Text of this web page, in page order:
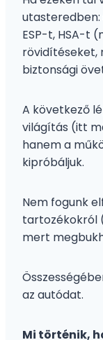
utasteredben:
ESP-t, HSA-t
rövidítéseket,
biztonsági
A következő
világítás (itt
hanem a
kipróbáljuk.
Nem fogunk
tartozékokról
mert
az autódat.
Mi történik,